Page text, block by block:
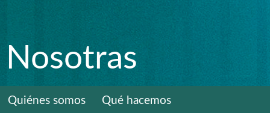
Nosotras
Quiénes somos Qué hacemos